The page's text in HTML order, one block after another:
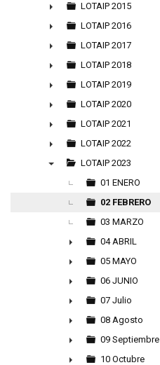
►
►
LOTAIP 2015
►
LOTAIP 2016
►
LOTAIP 2017
►
LOTAIP 2018
►
LOTAIP 2019
►
LOTAIP 2020
►
LOTAIP 2021
►
LOTAIP 2022
LOTAIP 2023
01 ENERO
02 FEBRERO
03 MARZO
►
04 ABRIL
►
05 MAYO
►
06 JUNIO
►
07 Julio
►
08 Agosto
►
09 Septiembre
10 Octubre